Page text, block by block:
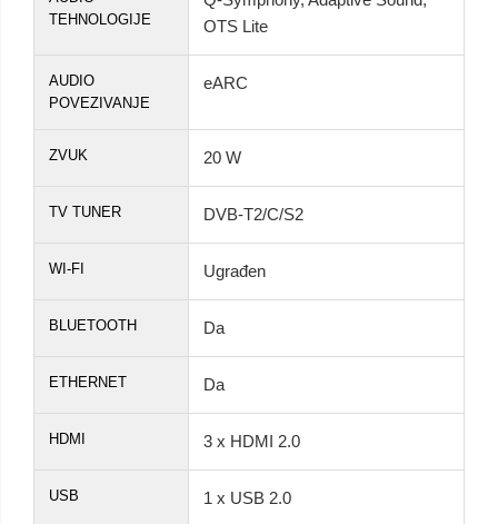
TEHNOLOGIJE
OTS Lite
AUDIO
POVEZIVANJE
eARC
ZVUK 20 W
TV TUNER DVB-T2/C/S2
WI-FI Ugrađen
BLUETOOTH Da
ETHERNET Da
HDMI 3 x HDMI 2.0
USB 1 x USB 2.0